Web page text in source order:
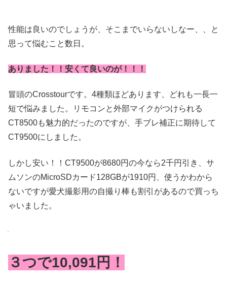
性能は良いのでしょうが、そこまでいらないしなー、、と
思って悩むこと数日。
ありました！！安くて良いのが！！！
冒頭のCrosstourです。4種類ほどあります、どれも一長一
短で悩みました。リモコンと外部マイクがつけられる
CT8500も魅力的だったのですが、手ブレ補正に期待して
CT9500にしました。
しかし安い！！CT9500が8680円の今なら2千円引き、サ
ムソンのMicroSDカード128GBが1910円、使うかわから
ないですが愛犬撮影用の自撮り棒も割引があるので買っち
ゃいました。
３つで10,091円！